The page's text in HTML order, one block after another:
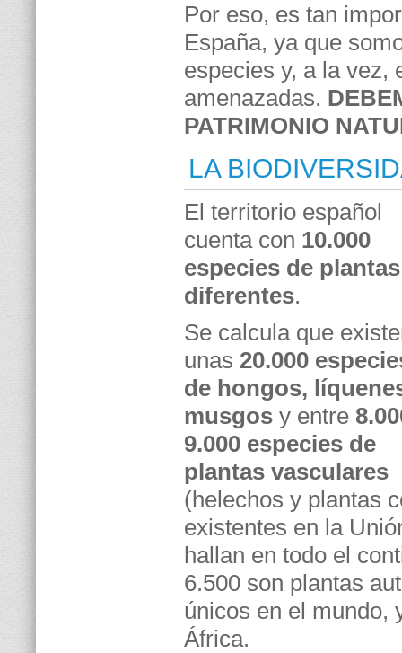
Por eso, es tan
España, ya que
especies y, a la vez,
amenazadas.
PATRIMONIO
LA
El territorio español
cuenta con 10.000
especies de plantas
diferentes.
Se calcula que
unas 20.000
de hongos,
musgos y entre
9.000 especies de
plantas vasculares
(helechos y plantas
existentes en la
hallan en todo el
6.500 son plantas
únicos en el mundo,
África.